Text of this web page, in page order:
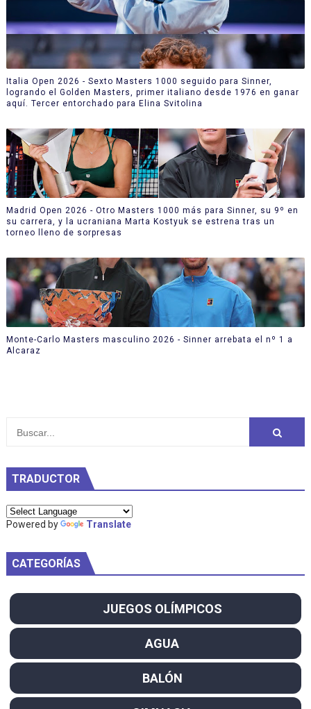
Italia Open 2026 - Sexto Masters 1000 seguido para Sinner,
logrando el Golden Masters, primer italiano desde 1976 en ganar
aquí. Tercer entorchado para Elina Svitolina
Madrid Open 2026 - Otro Masters 1000 más para Sinner, su 9º en
su carrera, y la ucraniana Marta Kostyuk se estrena tras un
torneo lleno de sorpresas
Monte-Carlo Masters masculino 2026 - Sinner arrebata el nº 1 a
Alcaraz
TRADUCTOR
Powered by Translate
CATEGORÍAS
JUEGOS OLÍMPICOS
AGUA
BALÓN